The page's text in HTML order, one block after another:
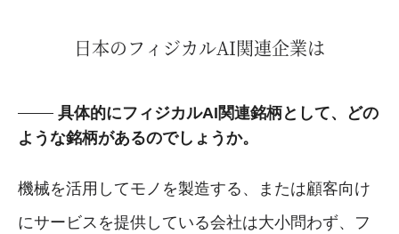
日本のフィジカルAI関連企業は
具体的にフィジカルAI関連銘柄として、どの
ような銘柄があるのでしょうか。
機械を活用してモノを製造する、または顧客向け
にサービスを提供している会社は大小問わず、フ